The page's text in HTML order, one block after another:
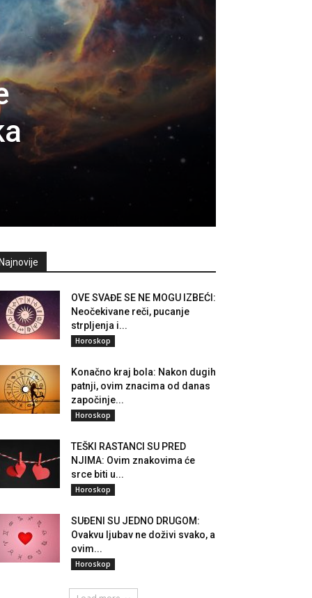
Najnovije
OVE SVAĐE SE NE MOGU IZBEĆI:
Neočekivane reči, pucanje
strpljenja i...
Horoskop
Konačno kraj bola: Nakon dugih
patnji, ovim znacima od danas
započinje...
Horoskop
TEŠKI RASTANCI SU PRED
NJIMA: Ovim znakovima će
srce biti u...
Horoskop
SUĐENI SU JEDNO DRUGOM:
Ovakvu ljubav ne doživi svako, a
ovim...
Horoskop